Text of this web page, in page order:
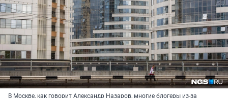
В Москве, как говорит Александр Назаров, многие блогеры из-за